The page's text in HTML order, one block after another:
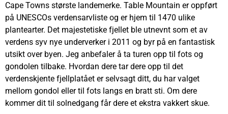
Cape Towns største landemerke. Table Mountain er oppført
på UNESCOs verdensarvliste og er hjem til 1470 ulike
plantearter. Det majestetiske fjellet ble utnevnt som et av
verdens syv nye underverker i 2011 og byr på en fantastisk
utsikt over byen. Jeg anbefaler å ta turen opp til fots og
gondolen tilbake. Hvordan dere tar dere opp til det
verdenskjente fjellplatået er selvsagt ditt, du har valget
mellom gondol eller til fots langs en bratt sti. Om dere
kommer dit til solnedgang får dere et ekstra vakkert skue.